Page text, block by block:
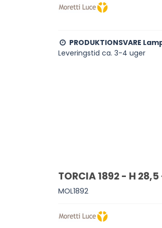
PRODUKTIONSVARE
Leveringstid ca. 3-4 uger
TORCIA 1892 - H
MOL1892